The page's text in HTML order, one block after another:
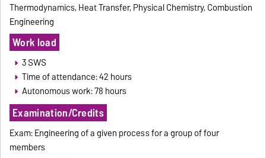
Thermodynamics, Heat Transfer, Physical Chemistry, Combustion
Engineering
Work load
3 SWS
Time of attendance: 42 hours
Autonomous work: 78 hours
Examination/Credits
Exam: Engineering of a given process for a group of four
members